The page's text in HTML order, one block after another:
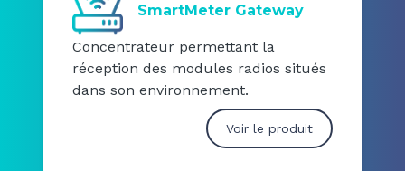
SmartMeter Gateway
Concentrateur permettant la
réception des modules radios situés
dans son environnement.
Voir le produit